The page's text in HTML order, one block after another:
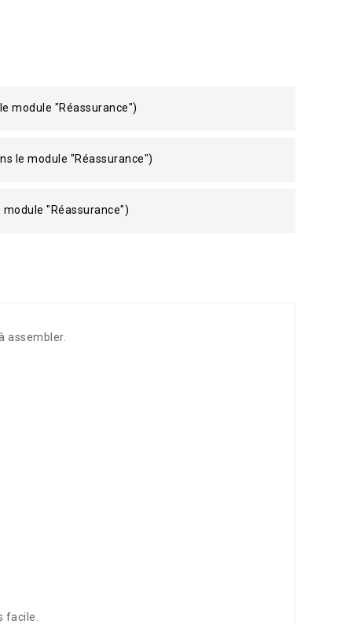
module "Réassurance")
le module "Réassurance")
"Réassurance")
assembler.
facile.